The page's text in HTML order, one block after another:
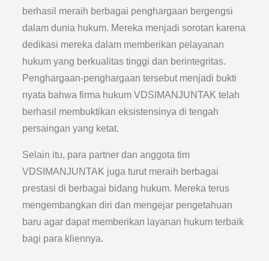
berhasil meraih berbagai penghargaan bergengsi
dalam dunia hukum. Mereka menjadi sorotan karena
dedikasi mereka dalam memberikan pelayanan
hukum yang berkualitas tinggi dan berintegritas.
Penghargaan-penghargaan tersebut menjadi bukti
nyata bahwa firma hukum VDSIMANJUNTAK telah
berhasil membuktikan eksistensinya di tengah
persaingan yang ketat.
Selain itu, para partner dan anggota tim
VDSIMANJUNTAK juga turut meraih berbagai
prestasi di berbagai bidang hukum. Mereka terus
mengembangkan diri dan mengejar pengetahuan
baru agar dapat memberikan layanan hukum terbaik
bagi para kliennya.